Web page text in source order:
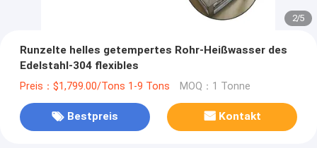
2/5
Runzelte helles getempertes Rohr-Heißwasser des
Edelstahl-304 flexibles
Preis：$1,799.00/Tons 1-9 Tons MOQ：1 Tonne
Bestpreis Kontakt